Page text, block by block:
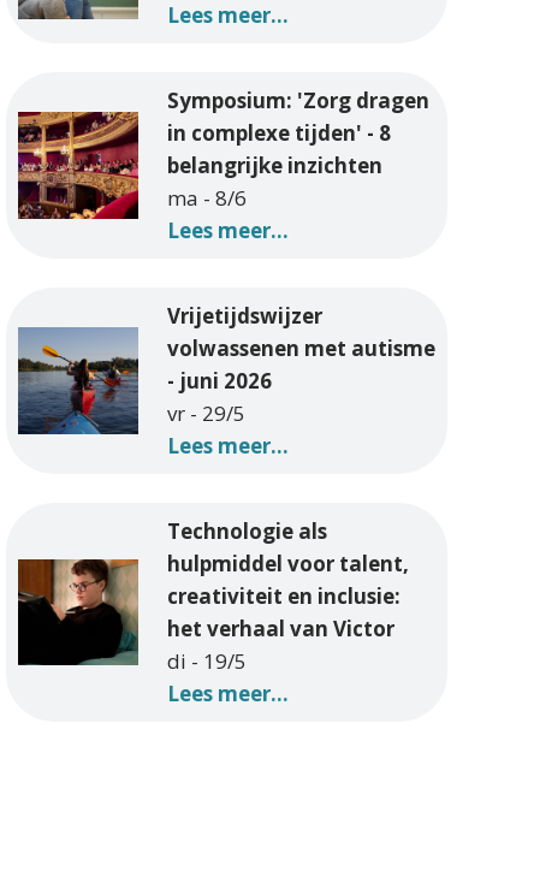
Lees meer...
Symposium: 'Zorg dragen
in complexe tijden' - 8
belangrijke inzichten
ma - 8/6
Lees meer...
Vrijetijdswijzer
volwassenen met autisme
- juni 2026
vr - 29/5
Lees meer...
Technologie als
hulpmiddel voor talent,
creativiteit en inclusie:
het verhaal van Victor
di - 19/5
Lees meer...